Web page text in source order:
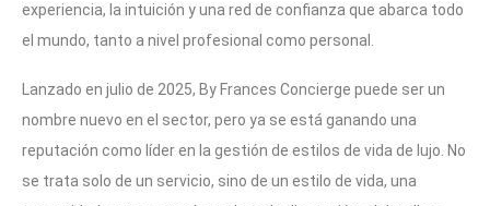
experiencia, la intuición y una red de confianza que abarca todo
el mundo, tanto a nivel profesional como personal.
Lanzado en julio de 2025, By Frances Concierge puede ser un
nombre nuevo en el sector, pero ya se está ganando una
reputación como líder en la gestión de estilos de vida de lujo. No
se trata solo de un servicio, sino de un estilo de vida, una